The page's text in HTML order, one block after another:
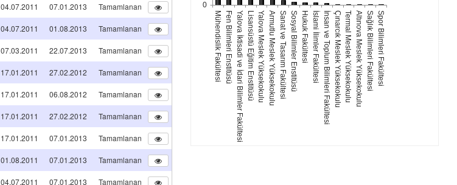
04.07.2011 07.01.2013 Tamamlanan
04.07.2011 01.08.2013 Tamamlanan
07.03.2011 22.07.2013 Tamamlanan
17.01.2011 27.02.2012 Tamamlanan
17.01.2011 06.08.2012 Tamamlanan
17.01.2011 27.02.2012 Tamamlanan
17.01.2011 07.01.2013 Tamamlanan
01.08.2011 07.01.2013 Tamamlanan
04.07.2011 07.01.2013 Tamamlanan
Mühendislik FakültesiFen Bilimleri EnstitüsüYalova İktisadi ve İdari Bilimler FakültesiLisansüstü Eğitim EnstitüsüYalova Meslek YüksekokuluArmutlu Meslek YüksekokuluSanat ve Tasarım FakültesiSosyal Bilimler EnstitüsüHukuk Fakültesiİslami İlimler Fakültesiİnsan ve Toplum Bilimleri FakültesiÇınarcık Meslek YüksekokuluTermal Meslek YüksekokuluAltınova Meslek YüksekokuluSağlık Bilimleri FakültesiSpor Bilimleri Fakültesi
0